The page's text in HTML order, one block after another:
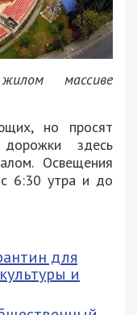
илом массиве
но просят
здесь
Освещения
6:30 утра и до
для
и